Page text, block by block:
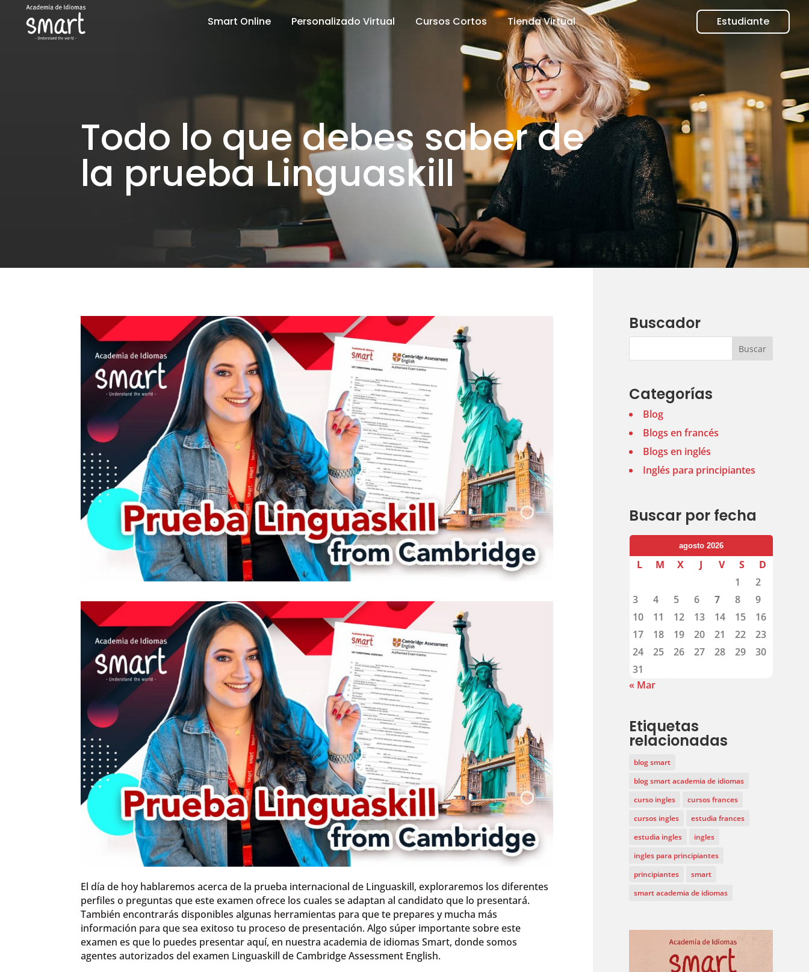
Smart Online Personalizado Virtual Cursos Cortos Tienda Virtual Estudiante
Todo lo que debes saber de
la prueba Linguaskill
El día de hoy hablaremos acerca de la prueba internacional de Linguaskill, exploraremos los diferentes
perfiles o preguntas que este examen ofrece los cuales se adaptan al candidato que lo presentará.
También encontrarás disponibles algunas herramientas para que te prepares y mucha más
información para que sea exitoso tu proceso de presentación. Algo súper importante sobre este
examen es que lo puedes presentar aquí, en nuestra academia de idiomas Smart, donde somos
agentes autorizados del examen Linguaskill de Cambridge Assessment English.
Buscador
Categorías
Blog
Blogs en francés
Blogs en inglés
Inglés para principiantes
Buscar por fecha
agosto 2026
L M X J V S
D
1
2
3
4 5 6 7 8
9
10
11 12 13 14 15
16
17
18 19 20 21 22
23
24
25 26 27 28 29
30
31
« Mar
Etiquetas
relacionadas
blog smart
blog smart academia de idiomas
curso ingles
cursos frances
cursos ingles
estudia frances
estudia ingles
ingles
ingles para principiantes
principiantes
smart
smart academia de idiomas